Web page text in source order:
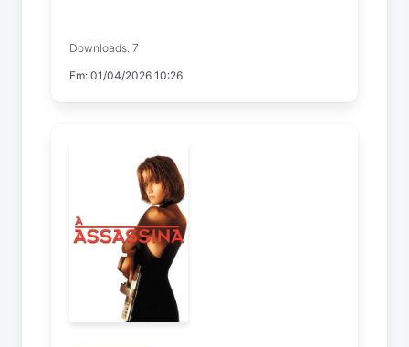
Downloads: 7
Em: 01/04/2026 10:26